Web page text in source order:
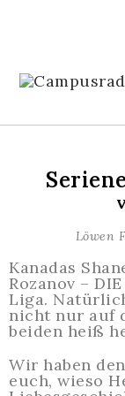
Löwen
Kanadas
Rozanov –
Liga.
nicht nur auf
beiden heiß
Wir haben
euch, wieso